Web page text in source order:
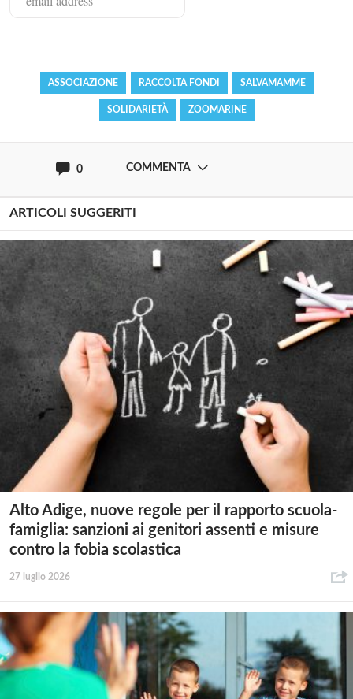
ASSOCIAZIONE RACCOLTA FONDI SALVAMAMME
SOLIDARIETÀ ZOOMARINE
0 COMMENTA
commentare!
Effettua il Login o Registrati
ARTICOLI SUGGERITI
Alto Adige, nuove regole per il rapporto scuola-
famiglia: sanzioni ai genitori assenti e misure
contro la fobia scolastica
27 luglio 2026